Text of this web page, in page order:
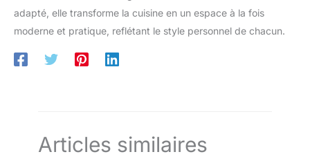
adapté, elle transforme la cuisine en un espace à la fois
moderne et pratique, reflétant le style personnel de chacun.
Articles similaires